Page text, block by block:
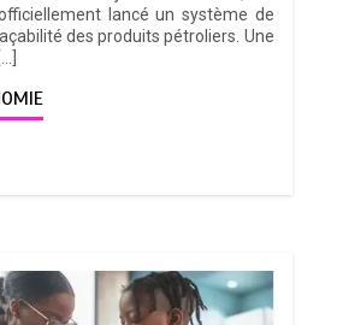
lancé un système de
des produits pétroliers. Une